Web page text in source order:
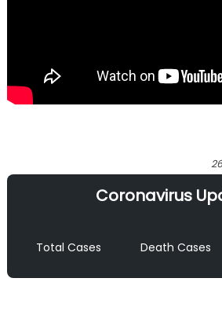
Coronavirus
Total Cases Death Cases